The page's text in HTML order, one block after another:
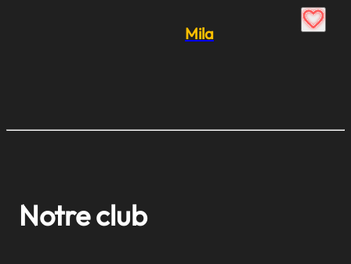
Mila
Notre club